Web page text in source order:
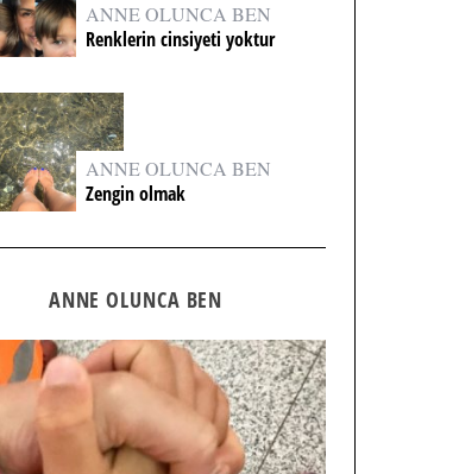
ANNE OLUNCA BEN
Renklerin cinsiyeti yoktur
ANNE OLUNCA BEN
Zengin olmak
ANNE OLUNCA BEN